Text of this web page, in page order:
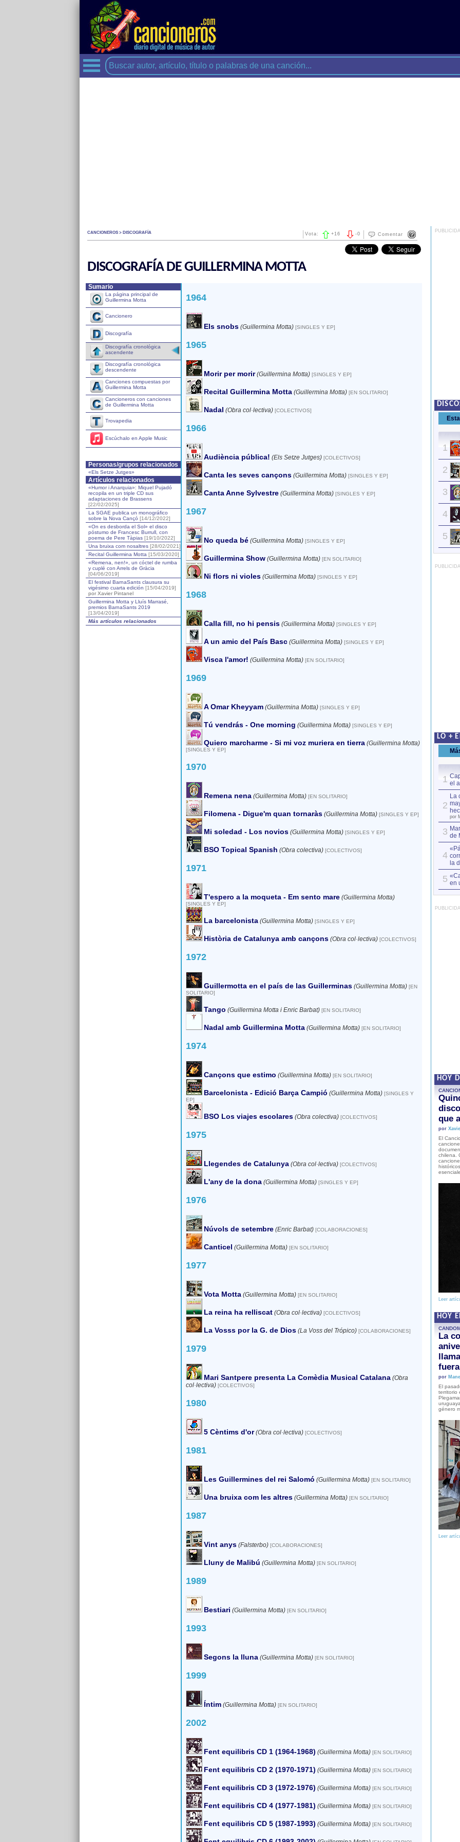
CANCIONEROS > DISCOGRAFÍA Comentar
-0
Vota: +16
DISCOGRAFÍA DE GUILLERMINA MOTTA
Sumario
La página principal de
Guillermina Motta
Cancionero
Discografía
Discografía cronológica
ascendente
Discografía cronológica
descendente
Canciones compuestas por
Guillermina Motta
Cancioneros con canciones
de Guillermina Motta
Trovapedia
Escúchalo en Apple Music
Personas/grupos relacionados
«Els Setze Jutges»
Artículos relacionados
«Humor i Anarquia»: Miquel Pujadó
recopila en un triple CD sus
adaptaciones de Brassens
[22/02/2025]
La SGAE publica un monográfico
sobre la Nova Cançó [14/12/2022]
«On es desborda el Sol» el disco
póstumo de Francesc Burrull, con
poema de Pere Tàpias [19/10/2022]
Una bruixa com nosaltres [28/02/2021]
Recital Guillermina Motta [15/03/2020]
«Remena, nen!», un cóctel de rumba
y cuplé con Arrels de Gràcia
[04/06/2019]
El festival BarnaSants clausura su
vigésimo cuarta edición [15/04/2019]
por Xavier Pintanel
Guillermina Motta y Lluís Marrasé,
premios BarnaSants 2019
[13/04/2019]
Más artículos relacionados
1964
Els snobs (Guillermina Motta) [SINGLES Y EP]
1965
Morir per morir (Guillermina Motta) [SINGLES Y EP]
Recital Guillermina Motta (Guillermina Motta) [EN SOLITARIO]
Nadal (Obra col·lectiva) [COLECTIVOS]
1966
Audiència pública! (Els Setze Jutges) [COLECTIVOS]
Canta les seves cançons (Guillermina Motta) [SINGLES Y EP]
Canta Anne Sylvestre (Guillermina Motta) [SINGLES Y EP]
1967
No queda bé (Guillermina Motta) [SINGLES Y EP]
Guillermina Show (Guillermina Motta) [EN SOLITARIO]
Ni flors ni violes (Guillermina Motta) [SINGLES Y EP]
1968
Calla fill, no hi pensis (Guillermina Motta) [SINGLES Y EP]
A un amic del País Basc (Guillermina Motta) [SINGLES Y EP]
Visca l'amor! (Guillermina Motta) [EN SOLITARIO]
1969
A Omar Kheyyam (Guillermina Motta) [SINGLES Y EP]
Tú vendrás - One morning (Guillermina Motta) [SINGLES Y EP]
Quiero marcharme - Si mi voz muriera en tierra (Guillermina Motta)
[SINGLES Y EP]
1970
Remena nena (Guillermina Motta) [EN SOLITARIO]
Filomena - Digue'm quan tornaràs (Guillermina Motta) [SINGLES Y EP]
Mi soledad - Los novios (Guillermina Motta) [SINGLES Y EP]
BSO Topical Spanish (Obra colectiva) [COLECTIVOS]
1971
T'espero a la moqueta - Em sento mare (Guillermina Motta)
[SINGLES Y EP]
La barcelonista (Guillermina Motta) [SINGLES Y EP]
Història de Catalunya amb cançons (Obra col·lectiva) [COLECTIVOS]
1972
Guillermotta en el país de las Guillerminas (Guillermina Motta) [EN
SOLITARIO]
Tango (Guillermina Motta i Enric Barbat) [EN SOLITARIO]
Nadal amb Guillermina Motta (Guillermina Motta) [EN SOLITARIO]
1974
Cançons que estimo (Guillermina Motta) [EN SOLITARIO]
Barcelonista - Edició Barça Campió (Guillermina Motta) [SINGLES Y
EP]
BSO Los viajes escolares (Obra colectiva) [COLECTIVOS]
1975
Llegendes de Catalunya (Obra col·lectiva) [COLECTIVOS]
L'any de la dona (Guillermina Motta) [SINGLES Y EP]
1976
Núvols de setembre (Enric Barbat) [COLABORACIONES]
Canticel (Guillermina Motta) [EN SOLITARIO]
1977
Vota Motta (Guillermina Motta) [EN SOLITARIO]
La reina ha relliscat (Obra col·lectiva) [COLECTIVOS]
La Vosss por la G. de Dios (La Voss del Trópico) [COLABORACIONES]
1979
Mari Santpere presenta La Comèdia Musical Catalana (Obra
col·lectiva) [COLECTIVOS]
1980
5 Cèntims d'or (Obra col·lectiva) [COLECTIVOS]
1981
Les Guillermines del rei Salomó (Guillermina Motta) [EN SOLITARIO]
Una bruixa com les altres (Guillermina Motta) [EN SOLITARIO]
1987
Vint anys (Falsterbo) [COLABORACIONES]
Lluny de Malibú (Guillermina Motta) [EN SOLITARIO]
1989
Bestiari (Guillermina Motta) [EN SOLITARIO]
1993
Segons la lluna (Guillermina Motta) [EN SOLITARIO]
1999
Íntim (Guillermina Motta) [EN SOLITARIO]
2002
Fent equilibris CD 1 (1964-1968) (Guillermina Motta) [EN SOLITARIO]
Fent equilibris CD 2 (1970-1971) (Guillermina Motta) [EN SOLITARIO]
Fent equilibris CD 3 (1972-1976) (Guillermina Motta) [EN SOLITARIO]
Fent equilibris CD 4 (1977-1981) (Guillermina Motta) [EN SOLITARIO]
Fent equilibris CD 5 (1987-1993) (Guillermina Motta) [EN SOLITARIO]
1
2
3
4
5
LO +
1 el
2
La
por
3 de
4
la
5 en
HOY
que
por
El
chilena.
Leer
HOY
La
por
El
territorio
género
Leer